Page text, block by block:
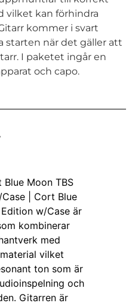
vilket kan förhindra
kommer i svart
starten när det gäller att
I paketet ingår en
och capo.